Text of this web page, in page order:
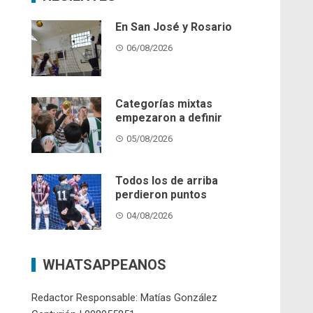
En San José y Rosario
06/08/2026
Categorías mixtas
empezaron a definir
05/08/2026
Todos los de arriba
perdieron puntos
04/08/2026
WHATSAPPEANOS
Redactor Responsable: Matías González